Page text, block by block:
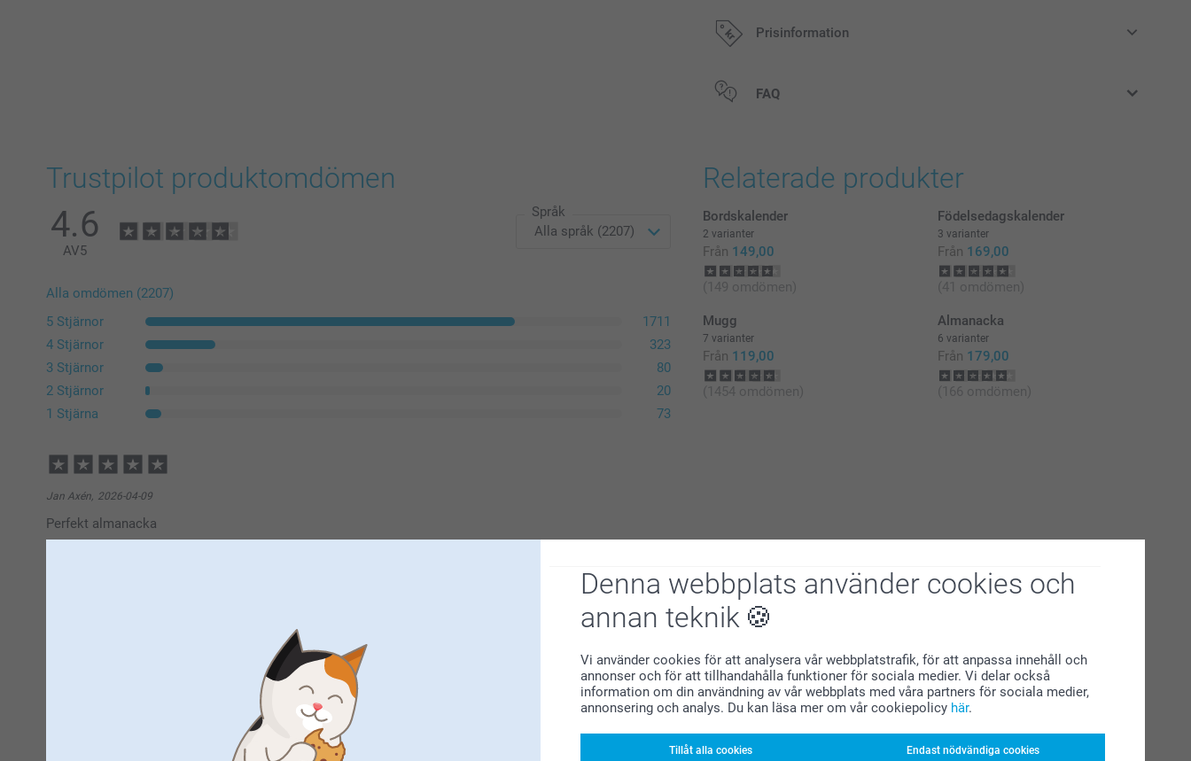
Denna webbplats använder cookies och
annan teknik
Vi använder cookies för att analysera vår webbplatstrafik, för att anpassa innehåll och
annonser och för att tillhandahålla funktioner för sociala medier. Vi delar också
information om din användning av vår webbplats med våra partners för sociala medier,
annonsering och analys. Du kan läsa mer om vår cookiepolicy här.
Tillåt alla cookies Endast nödvändiga cookies
Prisinformation
Alla priser är i svenska kronor (SEK), inklusive moms och exklusive porto.
FAQ
Trustpilot produktomdömen
4.6
AV5
Språk
Alla omdömen (2207)
5 Stjärnor
1711
4 Stjärnor
323
3 Stjärnor
80
2 Stjärnor
20
1 Stjärna
73
Jan Axén, 2026-04-09
Perfekt almanacka
Stort tack för de ⭐️⭐️⭐️⭐️⭐️ och ditt omdöme om våra väggkalendrar med egna bilder! Vi är glada att
du valde oss för att skapa en kalender som är både personlig och praktisk. Tack för att du
Relaterade produkter
Bordskalender
2 varianter
Från 149,00
(149 omdömen)
Födelsedagskalender
3 varianter
Från 169,00
(41 omdömen)
Mugg
7 varianter
Från 119,00
(1454 omdömen)
Almanacka
6 varianter
Från 179,00
(166 omdömen)